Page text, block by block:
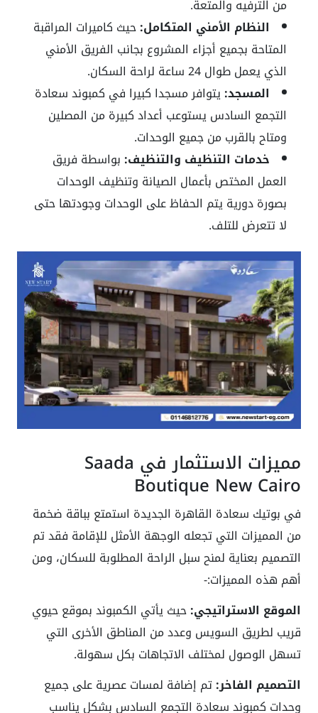
من الترفيه والمتعة.
النظام الأمني المتكامل:حيث كاميرات المراقبة
المتاحة بجميع أجزاء المشروع بجانب الفريق الأمني
الذي يعمل طوال 24 ساعة لراحة السكان.
المسجد:يتوافر مسجدا كبيرا في كمبوند سعادة
التجمع السادس يستوعب أعداد كبيرة من المصلين
ومتاح بالقرب من جميع الوحدات.
خدمات التنظيف والتنظيف: بواسطة فريق
العمل المختص بأعمال الصيانة وتنظيف الوحدات
بصورة دورية يتم الحفاظ على الوحدات وجودتها حتى
لا تتعرض للتلف.
مميزات الاستثمار في Saada
Boutique New Cairo
في بوتيك سعادة القاهرة الجديدة استمتع بباقة ضخمة
من المميزات التي تجعله الوجهة الأمثل للإقامة فقد تم
التصميم بعناية لمنح سبل الراحة المطلوبة للسكان، ومن
أهم هذه المميزات:-
الموقع الاستراتيجي:حيث يأتي الكمبوند بموقع حيوي
قريب لطريق السويس وعدد من المناطق الأخرى التي
تسهل الوصول لمختلف الاتجاهات بكل سهولة.
التصميم الفاخر:تم إضافة لمسات عصرية على جميع
وحدات كمبوند سعادة التجمع السادس بشكل يناسب